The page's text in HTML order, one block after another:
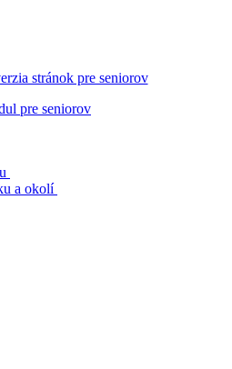
stránok pre seniorov
a okolí